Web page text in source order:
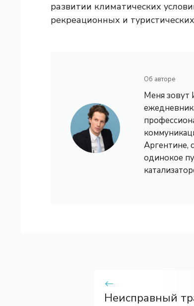
развитии климатических
рекреационных и
Об авторе
Меня зовут
Аргентине,
одинокое
Неисправный